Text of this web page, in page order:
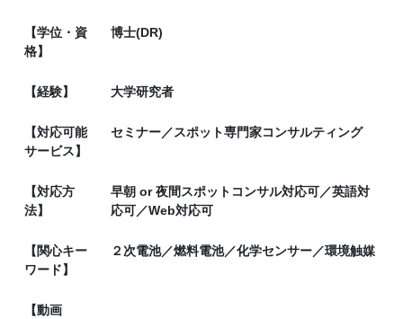
【学位・資
格】
博士(DR)
【経験】 大学研究者
【対応可能
サービス】
セミナー／スポット専門家コンサルティング
【対応方
法】
早朝 or 夜間スポットコンサル対応可／英語対
応可／Web対応可
【関心キー
ワード】
２次電池／燃料電池／化学センサー／環境触媒
【動画